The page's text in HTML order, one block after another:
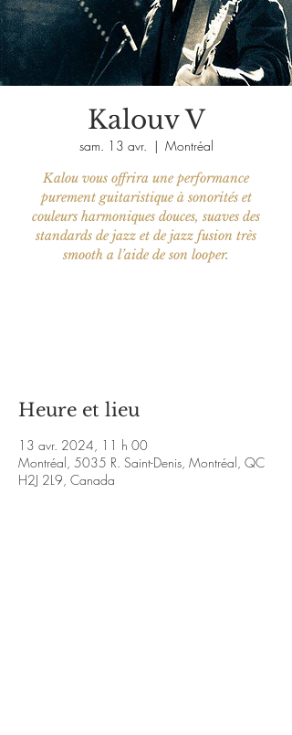
Kalouv V
sam. 13 avr.
  |
Montréal
Kalou vous offrira une performance
purement guitaristique à sonorités et
couleurs harmoniques douces, suaves des
standards de jazz et de jazz fusion très
smooth a l’aide de son looper.
Heure et lieu
13 avr. 2024, 11 h 00
Montréal, 5035 R. Saint-Denis, Montréal, QC
H2J 2L9, Canada